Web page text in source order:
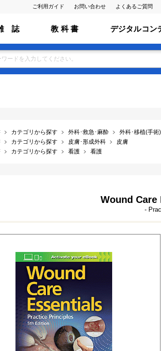
ご利用ガイド お問い合わせ よくあるご質問
誌 教 科 書 デジタルコン
カテゴリから探す 外科･救急･麻酔
外科･移植(手術
カテゴリから探す 皮膚･形成外科
皮膚
カテゴリから探す 看護 看護
Wound
-